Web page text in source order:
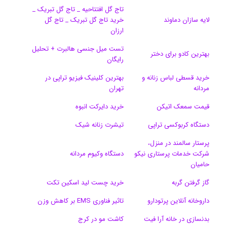
ا
گ
ر
م
m
م
لایه سازان دماوند
تاج گل افتتاحیه _ تاج گل تبریک _
خرید تاج گل تبریک _ تاج گل
ارزان
بهترین کادو برای دختر
تست میل جنسی هالبرت + تحلیل
رایگان
خرید قسطی لباس زنانه و
مردانه
بهترین کلینیک فیزیو تراپی در
تهران
قیمت سمعک اتیکن
خرید دایرکت انبوه
دستگاه کربوکسی تراپی
تیشرت زنانه شیک
پرستار سالمند در منزل،
شرکت خدمات پرستاری نیکو
حامیان
دستگاه وکیوم مردانه
گاز گرفتن گربه
خرید چست لید اسکین تکت
داروخانه آنلاین پرتودارو
تاثیر فناوری EMS بر کاهش وزن
بدنسازی در خانه آرا فیت
کاشت مو در کرج